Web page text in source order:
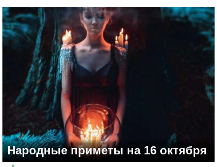
Народные приметы на 16 октября